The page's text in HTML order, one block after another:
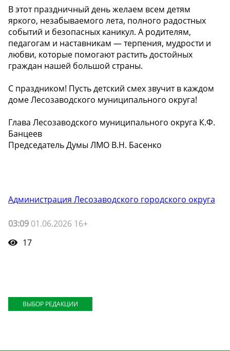
В этот праздничный день желаем всем детям
яркого, незабываемого лета, полного радостных
событий и безопасных каникул. А родителям,
педагогам и наставникам — терпения, мудрости и
любви, которые помогают растить достойных
граждан нашей большой страны.
С праздником! Пусть детский смех звучит в каждом
доме Лесозаводского муниципального округа!
Глава Лесозаводского муниципального округа К.Ф.
Банцеев
Председатель Думы ЛМО В.Н. Басенко
Администрация Лесозаводского городского округа
03:09 01.06.2026 16+
17
ВЫБОР РЕДАКЦИИ